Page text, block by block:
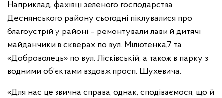
Наприклад, фахівці зеленого господарства
Деснянського району сьогодні піклувалися про
благоустрій у районі – ремонтували лави й дитячі
майданчики в скверах по вул. Мілютенка,7 та
«Доброволець» по вул. Лісківській, а також в парку з
водними об’єктами вздовж просп. Шухевича.
«Для нас це звична справа, однак, сподіваємося, що й